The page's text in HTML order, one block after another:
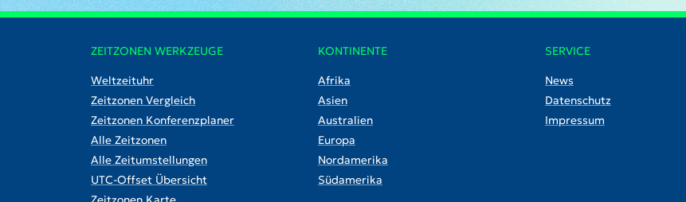
ZEITZONEN WERKZEUGE
Weltzeituhr
Zeitzonen Vergleich
Zeitzonen Konferenzplaner
Alle Zeitzonen
Alle Zeitumstellungen
UTC-Offset Übersicht
KONTINENTE
Afrika
Asien
Australien
Europa
Nordamerika
Südamerika
SERVICE
News
Datenschutz
Impressum